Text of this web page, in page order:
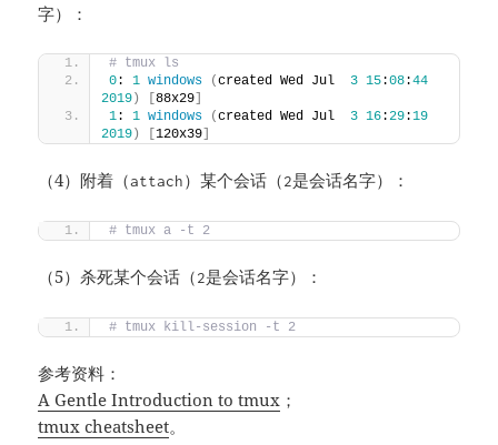
字）：
# tmux ls
0: 1 windows (created Wed Jul 3 15:08:44
2019) [88x29]
1: 1 windows (created Wed Jul 3 16:29:19
2019) [120x39]
（4）附着（attach）某个会话（2是会话名字）：
# tmux a -t 2
（5）杀死某个会话（2是会话名字）：
# tmux kill-session -t 2
参考资料：
A Gentle Introduction to tmux ；
tmux cheatsheet。